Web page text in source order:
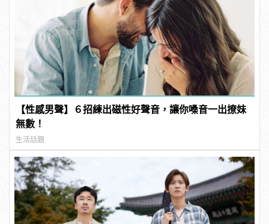
【性感男聲】６招練出磁性好聲音，讓你嗓音一出撩妹
無數！
生活話題